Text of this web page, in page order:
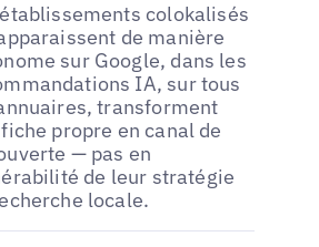
colokalisés
de manière
sur Google, dans les
IA, sur tous
transforment
propre en canal de
— pas en
de leur stratégie
locale.